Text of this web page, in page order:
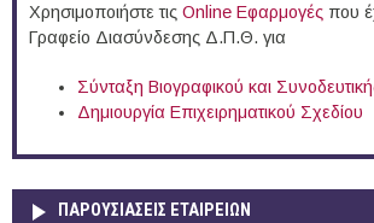
Χρησιμοποιήστε τις Online Eφαρμογές που
Γραφείο Διασύνδεσης Δ.Π.Θ. για
Σύνταξη Βιογραφικού και
Δημιουργία Επιχειρηματικού Σχεδίου
ΠΑΡΟΥΣΙΆΣΕΙΣ ΕΤΑΙΡΕΙΏΝ